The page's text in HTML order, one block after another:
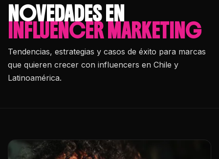
NOVEDADES EN
INFLUENCER MARKETING
Tendencias, estrategias y casos de éxito para marcas
que quieren crecer con influencers en Chile y
Latinoamérica.